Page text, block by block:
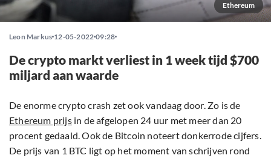
Ethereum
Leon Markus 12-05-2022 09:28
De crypto markt verliest in 1 week tijd $700
miljard aan waarde
De enorme crypto crash zet ook vandaag door. Zo is de
Ethereum prijsin de afgelopen 24 uur met meer dan 20
procent gedaald. Ook de Bitcoin noteert donkerrode cijfers.
De prijs van 1 BTC ligt op het moment van schrijven rond